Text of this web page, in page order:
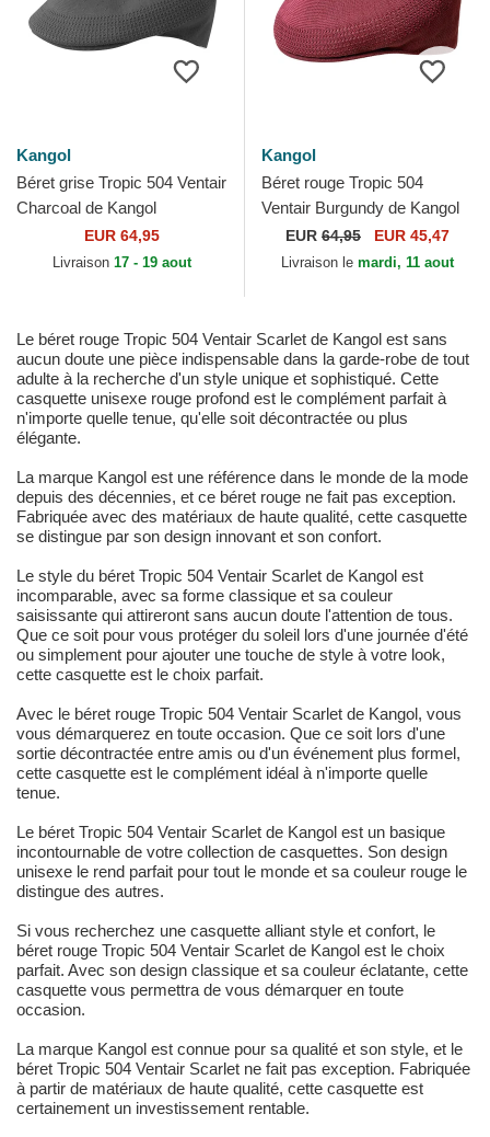
Kangol
Béret grise Tropic 504 Ventair
Charcoal de Kangol
EUR 64,95
Livraison 17 - 19 aout
Kangol
Béret rouge Tropic 504
Ventair Burgundy de Kangol
EUR 64,95 EUR 45,47
Livraison le mardi, 11 aout
Le béret rouge Tropic 504 Ventair Scarlet de Kangol est sans
aucun doute une pièce indispensable dans la garde-robe de tout
adulte à la recherche d'un style unique et sophistiqué. Cette
casquette unisexe rouge profond est le complément parfait à
n'importe quelle tenue, qu'elle soit décontractée ou plus
élégante.
La marque Kangol est une référence dans le monde de la mode
depuis des décennies, et ce béret rouge ne fait pas exception.
Fabriquée avec des matériaux de haute qualité, cette casquette
se distingue par son design innovant et son confort.
Le style du béret Tropic 504 Ventair Scarlet de Kangol est
incomparable, avec sa forme classique et sa couleur
saisissante qui attireront sans aucun doute l'attention de tous.
Que ce soit pour vous protéger du soleil lors d'une journée d'été
ou simplement pour ajouter une touche de style à votre look,
cette casquette est le choix parfait.
Avec le béret rouge Tropic 504 Ventair Scarlet de Kangol, vous
vous démarquerez en toute occasion. Que ce soit lors d'une
sortie décontractée entre amis ou d'un événement plus formel,
cette casquette est le complément idéal à n'importe quelle
tenue.
Le béret Tropic 504 Ventair Scarlet de Kangol est un basique
incontournable de votre collection de casquettes. Son design
unisexe le rend parfait pour tout le monde et sa couleur rouge le
distingue des autres.
Si vous recherchez une casquette alliant style et confort, le
béret rouge Tropic 504 Ventair Scarlet de Kangol est le choix
parfait. Avec son design classique et sa couleur éclatante, cette
casquette vous permettra de vous démarquer en toute
occasion.
La marque Kangol est connue pour sa qualité et son style, et le
béret Tropic 504 Ventair Scarlet ne fait pas exception. Fabriquée
à partir de matériaux de haute qualité, cette casquette est
certainement un investissement rentable.